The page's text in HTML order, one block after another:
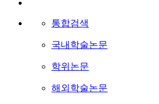
통합검색
국내학술논문
학위논문
해외학술논문